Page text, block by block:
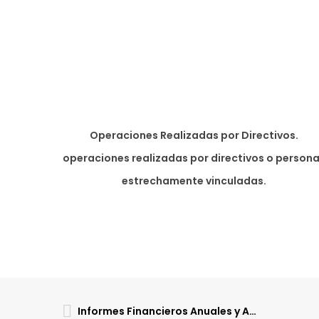
Operaciones Realizadas por Directivos.
operaciones realizadas por directivos o
estrechamente vinculadas.
Informes Financieros Anuales y Auditoría. Información financiera anual 2021.